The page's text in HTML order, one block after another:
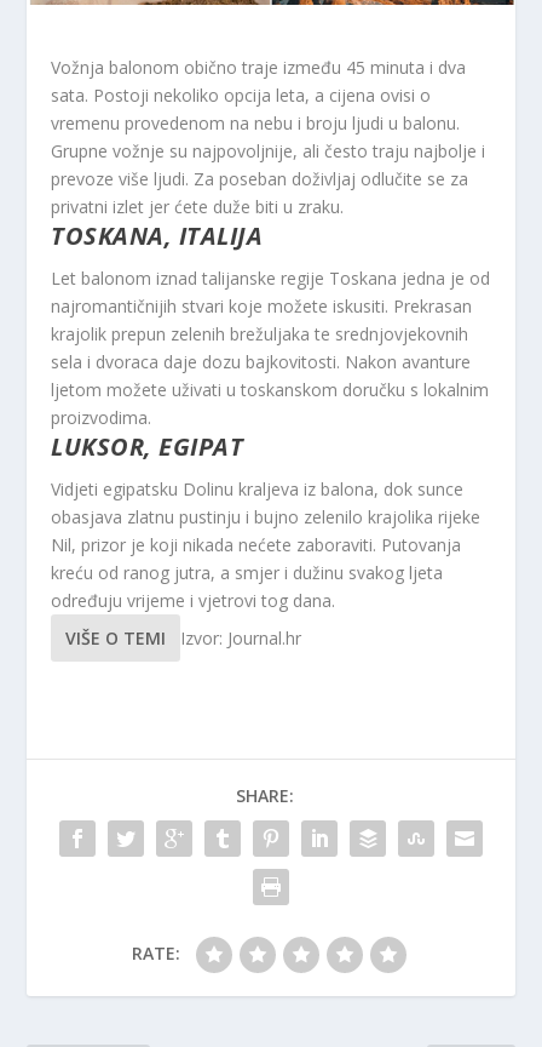
Vožnja balonom obično traje između 45 minuta i dva
sata. Postoji nekoliko opcija leta, a cijena ovisi o
vremenu provedenom na nebu i broju ljudi u balonu.
Grupne vožnje su najpovoljnije, ali često traju najbolje i
prevoze više ljudi. Za poseban doživljaj odlučite se za
privatni izlet jer ćete duže biti u zraku.
TOSKANA, ITALIJA
Let balonom iznad talijanske regije Toskana jedna je od
najromantičnijih stvari koje možete iskusiti. Prekrasan
krajolik prepun zelenih brežuljaka te srednjovjekovnih
sela i dvoraca daje dozu bajkovitosti. Nakon avanture
ljetom možete uživati ​​u toskanskom doručku s lokalnim
proizvodima.
LUKSOR, EGIPAT
Vidjeti egipatsku Dolinu kraljeva iz balona, ​​dok sunce
obasjava zlatnu pustinju i bujno zelenilo krajolika rijeke
Nil, prizor je koji nikada nećete zaboraviti. Putovanja
kreću od ranog jutra, a smjer i dužinu svakog ljeta
određuju vrijeme i vjetrovi tog dana.
VIŠE O TEMI
Izvor: Journal.hr
SHARE:
RATE: